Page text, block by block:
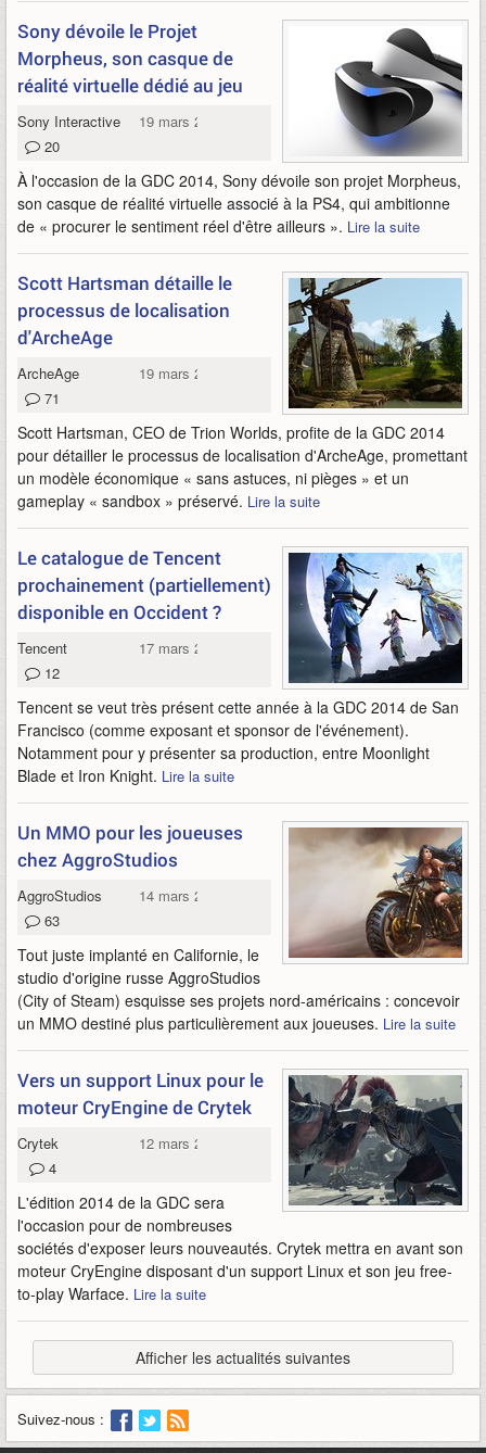
Sony dévoile le Projet
Morpheus, son casque de
réalité virtuelle dédié au jeu
Sony Interactive Entertainment
19 mars 2014
20
À l'occasion de la GDC 2014, Sony dévoile son projet Morpheus,
son casque de réalité virtuelle associé à la PS4, qui ambitionne
de « procurer le sentiment réel d'être ailleurs ». Lire la suite
Scott Hartsman détaille le
processus de localisation
d'ArcheAge
ArcheAge
19 mars 2014
71
Scott Hartsman, CEO de Trion Worlds, profite de la GDC 2014
pour détailler le processus de localisation d'ArcheAge, promettant
un modèle économique « sans astuces, ni pièges » et un
gameplay « sandbox » préservé. Lire la suite
Le catalogue de Tencent
prochainement (partiellement)
disponible en Occident ?
Tencent
17 mars 2014
12
Tencent se veut très présent cette année à la GDC 2014 de San
Francisco (comme exposant et sponsor de l'événement).
Notamment pour y présenter sa production, entre Moonlight
Blade et Iron Knight. Lire la suite
Un MMO pour les joueuses
chez AggroStudios
AggroStudios
14 mars 2014
63
Tout juste implanté en Californie, le
studio d'origine russe AggroStudios
(City of Steam) esquisse ses projets nord-américains : concevoir
un MMO destiné plus particulièrement aux joueuses. Lire la suite
Vers un support Linux pour le
moteur CryEngine de Crytek
Crytek
12 mars 2014
4
L'édition 2014 de la GDC sera
l'occasion pour de nombreuses
sociétés d'exposer leurs nouveautés. Crytek mettra en avant son
moteur CryEngine disposant d'un support Linux et son jeu free-
to-play Warface. Lire la suite
Afficher les actualités suivantes
Suivez-nous :